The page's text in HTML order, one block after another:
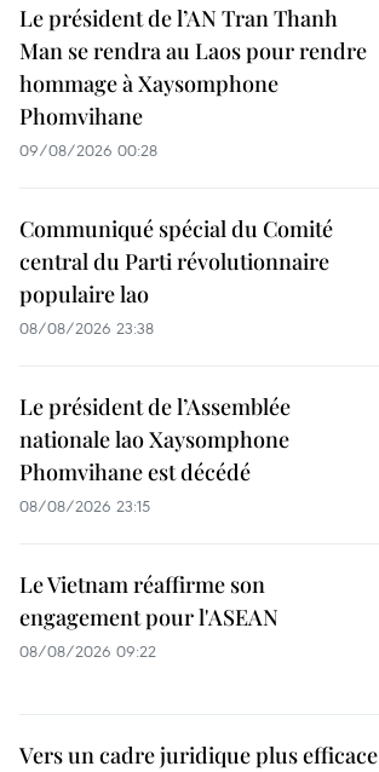
Le président de l’AN Tran Thanh
Man se rendra au Laos pour rendre
hommage à Xaysomphone
Phomvihane
09/08/2026 00:28
Communiqué spécial du Comité
central du Parti révolutionnaire
populaire lao
08/08/2026 23:38
Le président de l’Assemblée
nationale lao Xaysomphone
Phomvihane est décédé
08/08/2026 23:15
Le Vietnam réaffirme son
engagement pour l'ASEAN
08/08/2026 09:22
Vers un cadre juridique plus efficace